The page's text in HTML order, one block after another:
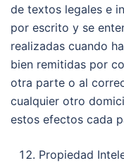
de textos legales e
por escrito y se
realizadas cuando
bien remitidas por
otra parte o al
cualquier otro
estos efectos cada
Propiedad